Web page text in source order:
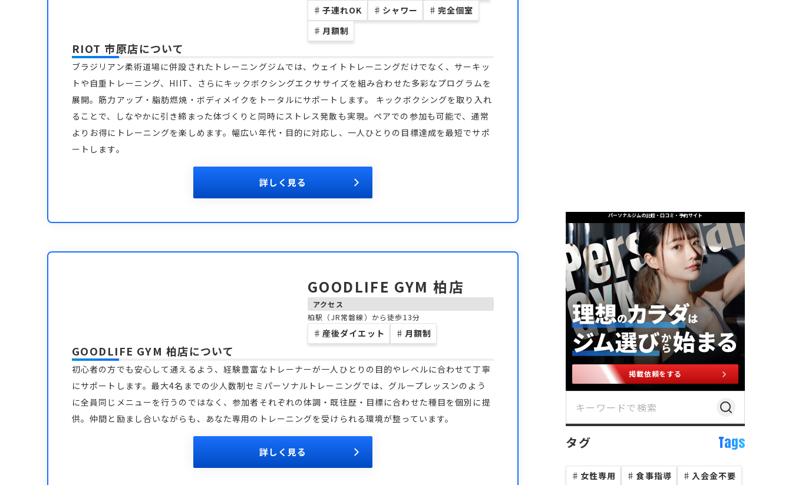
♯ 子連れOK ♯ シャワー ♯ 完全個室
♯ 月額制
RIOT 市原店について
ブラジリアン柔術道場に併設されたトレーニングジムでは、ウェイトトレーニングだけでなく、サーキッ
トや自重トレーニング、HIIT、さらにキックボクシングエクササイズを組み合わせた多彩なプログラムを
展開。筋力アップ・脂肪燃焼・ボディメイクをトータルにサポートします。 キックボクシングを取り入れ
ることで、しなやかに引き締まった体づくりと同時にストレス発散も実現。ペアでの参加も可能で、通常
よりお得にトレーニングを楽しめます。幅広い年代・目的に対応し、一人ひとりの目標達成を最短でサポ
ートします。
詳しく見る
GOODLIFE GYM 柏店
アクセス
柏駅（JR常磐線）から徒歩13分
♯ 産後ダイエット ♯ 月額制
GOODLIFE GYM 柏店について
初心者の方でも安心して通えるよう、経験豊富なトレーナーが一人ひとりの目的やレベルに合わせて丁寧
にサポートします。最大4名までの少人数制セミパーソナルトレーニングでは、グループレッスンのよう
に全員同じメニューを行うのではなく、参加者それぞれの体調・既往歴・目標に合わせた種目を個別に提
供。仲間と励まし合いながらも、あなた専用のトレーニングを受けられる環境が整っています。
詳しく見る